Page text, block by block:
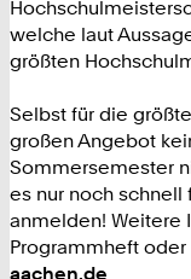
welche laut
größten
Selbst für die
großen Angebot
Sommersemester
es nur noch schnell
anmelden! Weitere
Programmheft oder
aachen.de